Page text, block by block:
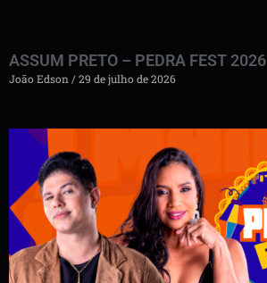
ASSUM PRETO – PEDRA FEST 2026
João Edson 29 de julho de 2026